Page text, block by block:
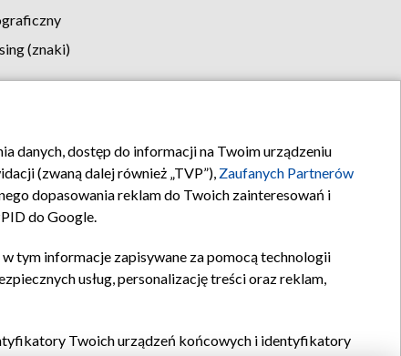
(znaki)
Kontakt
danych, dostęp do informacji na Twoim urządzeniu
(zwaną dalej również „TVP”), Zaufanych Partnerów
dopasowania reklam do Twoich zainteresowań i
do Google.
w tym informacje zapisywane za pomocą technologii
usług, personalizację treści oraz reklam,
Twoich urządzeń końcowych i identyfikatory